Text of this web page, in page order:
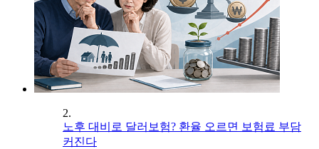
2.
노후 대비로 달러보험? 환율 오르면 보험료 부담
커진다